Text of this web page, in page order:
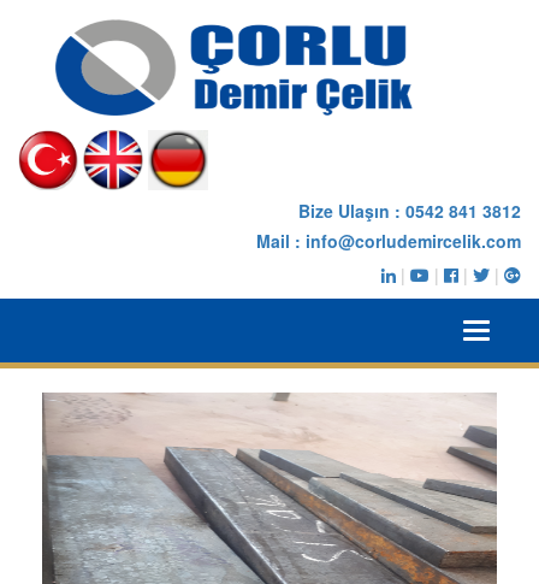
Bize Ulaşın : 0542 841 3812
Mail : info@corludemircelik.com
|
| | |
Toggle